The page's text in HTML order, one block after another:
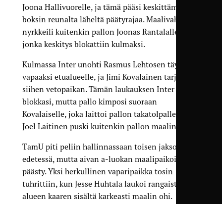
Joona Hallivuorelle, ja tämä pääsi keskittämään
boksin reunalta läheltä päätyrajaa. Maalivahti
nyrkkeili kuitenkin pallon Joonas Rantalalle,
jonka keskitys blokattiin kulmaksi.
Kulmassa Inter unohti Rasmus Lehtosen täysin
vapaaksi etualueelle, ja Jimi Kovalainen tarjosi
siihen vetopaikan. Tämän laukauksen Inter
blokkasi, mutta pallo kimposi suoraan
Kovalaiselle, joka laittoi pallon takatolpalle, jossa
Joel Laitinen puski kuitenkin pallon maalin ohi.
TamU piti peliin hallinnassaan toisen jakson
edetessä, mutta aivan a-luokan maali­paikoille ei
päästy. Yksi herkullinen vapari­paikka tosin
tuhrittiin, kun Jesse Huhtala laukoi rangaistus­
alueen kaaren sisältä karkeasti maalin ohi.